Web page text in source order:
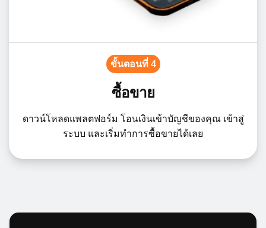
ขั้นตอนที่ 4
ซื้อขาย
ดาวน์โหลดแพลตฟอร์ม โอนเงินเข้าบัญชีของคุณ เข้าสู่
ระบบ และเริ่มทำการซื้อขายได้เลย